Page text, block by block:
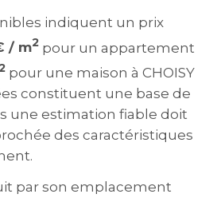
indiquent un prix
/ m2 pour un appartement
pour une maison à CHOISY
constituent une base de
une estimation fiable doit
des caractéristiques
par son emplacement